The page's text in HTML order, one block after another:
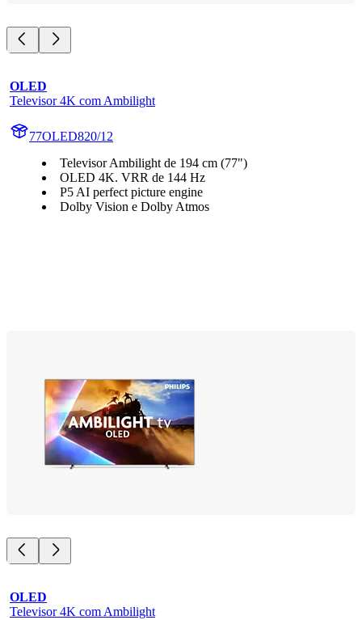
OLED
Televisor 4K com Ambilight
77OLED820/12
Televisor Ambilight de 194 cm (77")
OLED 4K. VRR de 144 Hz
P5 AI perfect picture engine
Dolby Vision e Dolby Atmos
OLED
Televisor 4K com Ambilight